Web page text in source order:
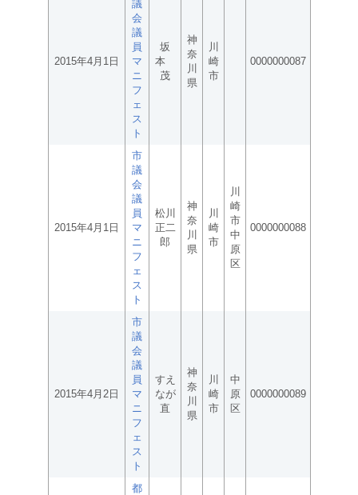
2015年4月1日
議
会
議
員
マ
ニ
フ
ェ
ス
ト
坂
本
茂
神
奈
川
県
川
崎
市
0000000087
2015年4月1日
市
議
会
議
員
マ
ニ
フ
ェ
ス
ト
松川
正二
郎
神
奈
川
県
川
崎
市
川
崎
市
中
原
区
0000000088
2015年4月2日
市
議
会
議
員
マ
ニ
フ
ェ
ス
ト
すえ
なが
直
神
奈
川
県
川
崎
市
中
原
区
0000000089
都